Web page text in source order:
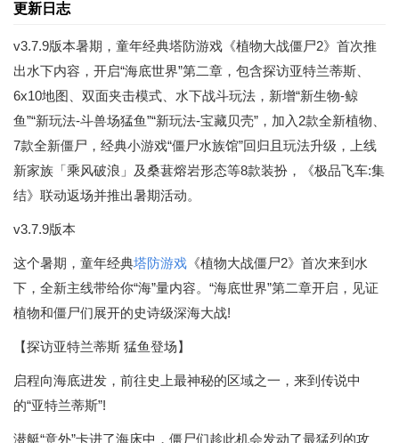
更新日志
v3.7.9版本暑期，童年经典塔防游戏《植物大战僵尸2》首次推
出水下内容，开启“海底世界”第二章，包含探访亚特兰蒂斯、
6x10地图、双面夹击模式、水下战斗玩法，新增“新生物-鲸
鱼”“新玩法-斗兽场猛鱼”“新玩法-宝藏贝壳”，加入2款全新植物、
7款全新僵尸，经典小游戏“僵尸水族馆”回归且玩法升级，上线
新家族「乘风破浪」及桑葚熔岩形态等8款装扮，《极品飞车:集
结》联动返场并推出暑期活动。
v3.7.9版本
这个暑期，童年经典塔防游戏 《植物大战僵尸2》首次来到水
下，全新主线带给你“海”量内容。“海底世界”第二章开启，见证
植物和僵尸们展开的史诗级深海大战!
【探访亚特兰蒂斯 猛鱼登场】
启程向海底进发，前往史上最神秘的区域之一，来到传说中
的“亚特兰蒂斯”!
潜艇“意外”卡进了海床中，僵尸们趁此机会发动了最猛烈的攻